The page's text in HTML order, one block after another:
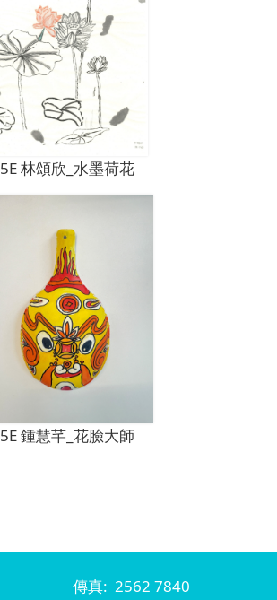
5E 林頌欣_水墨荷花
5E 鍾慧芊_花臉大師
傳真: 2562 7840